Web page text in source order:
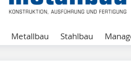
Metallbau Stahlbau